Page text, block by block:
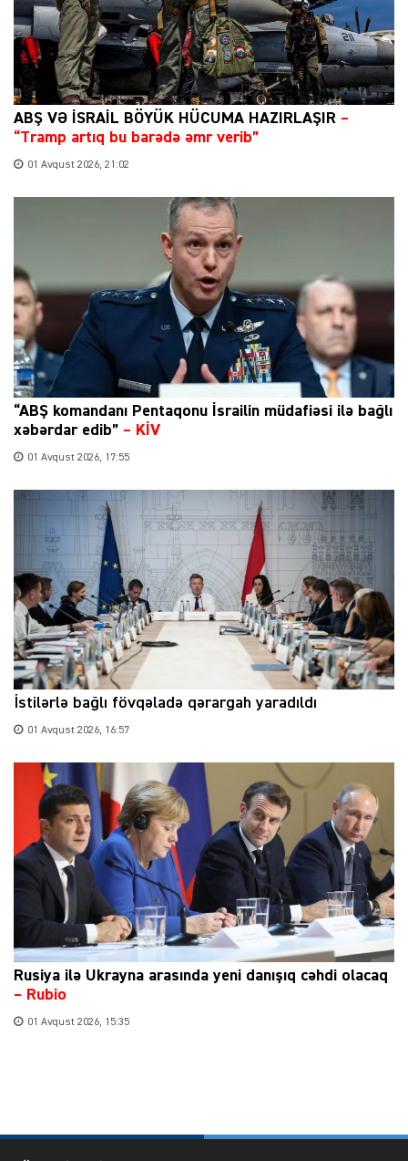
ABŞ VƏ İSRAİL BÖYÜK HÜCUMA HAZIRLAŞIR –
“Tramp artıq bu barədə əmr verib”
01 Avqust 2026, 21:02
“ABŞ komandanı Pentaqonu İsrailin müdafiəsi ilə bağlı
xəbərdar edib” – KİV
01 Avqust 2026, 17:55
İstilərlə bağlı fövqəladə qərargah yaradıldı
01 Avqust 2026, 16:57
Rusiya ilə Ukrayna arasında yeni danışıq cəhdi olacaq
– Rubio
01 Avqust 2026, 15:35